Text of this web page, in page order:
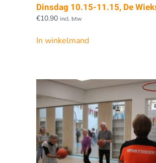
Dinsdag 10.15-11.15, De
€10.90 incl. btw
In winkelmand